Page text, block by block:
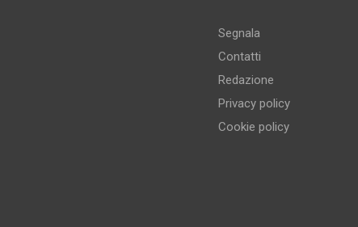
Segnala
Contatti
Redazione
Privacy policy
Cookie policy